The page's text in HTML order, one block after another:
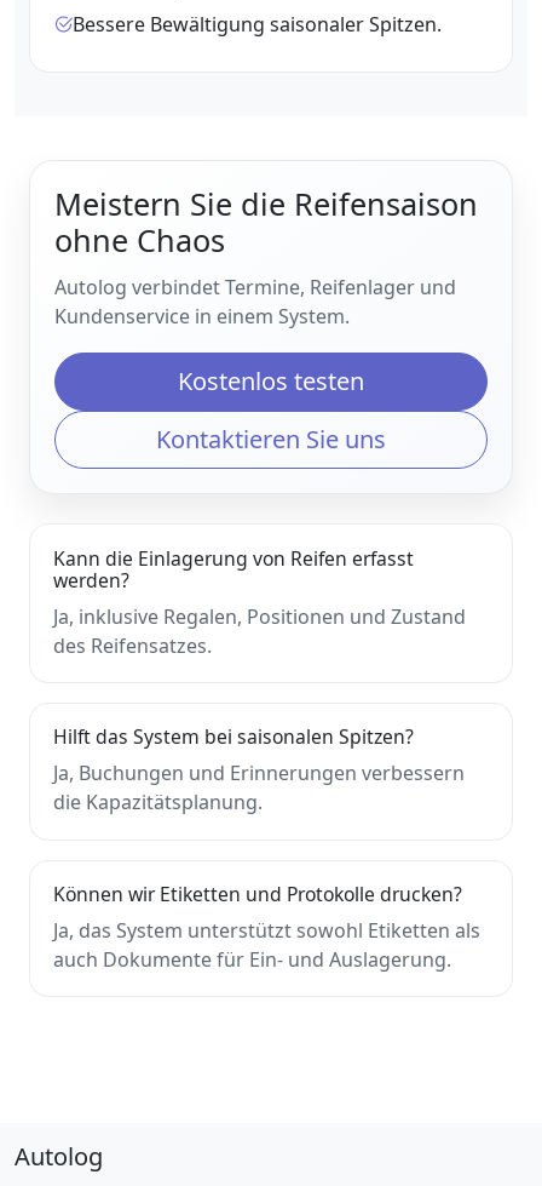
Bessere Bewältigung saisonaler Spitzen.
Meistern Sie die Reifensaison
ohne Chaos
Autolog verbindet Termine, Reifenlager und
Kundenservice in einem System.
Kostenlos testen
Kontaktieren Sie uns
Kann die Einlagerung von Reifen erfasst
werden?
Ja, inklusive Regalen, Positionen und Zustand
des Reifensatzes.
Hilft das System bei saisonalen Spitzen?
Ja, Buchungen und Erinnerungen verbessern
die Kapazitätsplanung.
Können wir Etiketten und Protokolle drucken?
Ja, das System unterstützt sowohl Etiketten als
auch Dokumente für Ein- und Auslagerung.
Autolog